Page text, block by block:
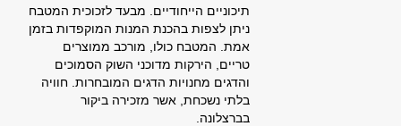
תיכוניים הייחודיים. מבעד לזכוכית המטבח
ניתן לצפות בהכנת המנות המוקפדות בזמן
אמת. המטבח כולו, מורכב ממוצרים
טריים, הירקות מדוכני השוק הסמוכים
והדגים מחנויות הדגים המובחרות. חוויה
בלתי נשכחת, אשר מזכירה ביקור
בברצלונה.